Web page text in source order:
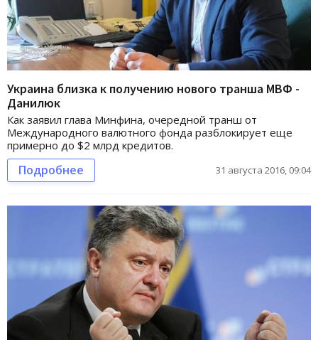
Украина близка к получению нового транша МВФ -
Данилюк
Как заявил глава Минфина, очередной транш от
Международного валютного фонда разблокирует еще
примерно до $2 млрд кредитов.
Подробнее 31 августа 2016, 09:04